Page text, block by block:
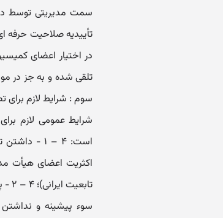
سمت مدیریتی توسط
در اختیار اعضای
تلقی شده و به جز در
شرایط عمومی لازم
است: ۴ – ۱
اکثریت اعضای هیأت
سوء پیشینه و